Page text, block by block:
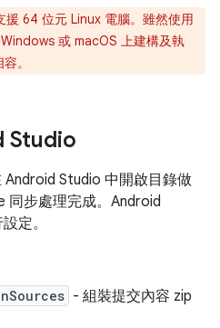
64 位元 Linux 電腦。雖然使用
或 macOS 上建構及執
。
Studio
Studio 中開啟目錄做
同步處理完成。Android
定。
- 組裝提交內容 zip